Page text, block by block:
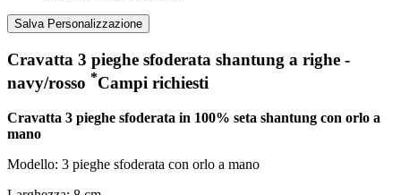
Salva Personalizzazione
Cravatta 3 pieghe sfoderata shantung a righe -
navy/rosso *Campi richiesti
Cravatta 3 pieghe sfoderata in 100% seta shantung con orlo a
mano
Modello: 3 pieghe sfoderata con orlo a mano